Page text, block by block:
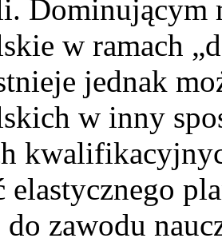
Dominującym
w ramach
jednak
w inny
do zawodu